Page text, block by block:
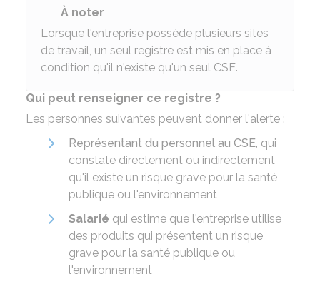
À noter
Lorsque l'entreprise possède plusieurs sites
de travail, un seul registre est mis en place à
condition qu'il n'existe qu'un seul CSE.
Qui peut renseigner ce registre ?
Les personnes suivantes peuvent donner l'alerte :
Représentant du personnel au CSE, qui
constate directement ou indirectement
qu'il existe un risque grave pour la santé
publique ou l'environnement
Salarié qui estime que l'entreprise utilise
des produits qui présentent un risque
grave pour la santé publique ou
l'environnement